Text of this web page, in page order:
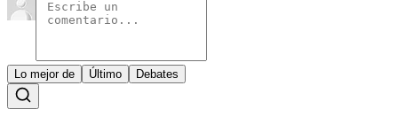
Lo mejor de Último Debates